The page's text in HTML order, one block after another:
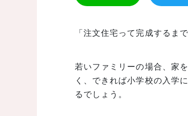
「注文住宅って完成するま
若いファミリーの場合、家
く、できれば小学校の入学
るでしょう。